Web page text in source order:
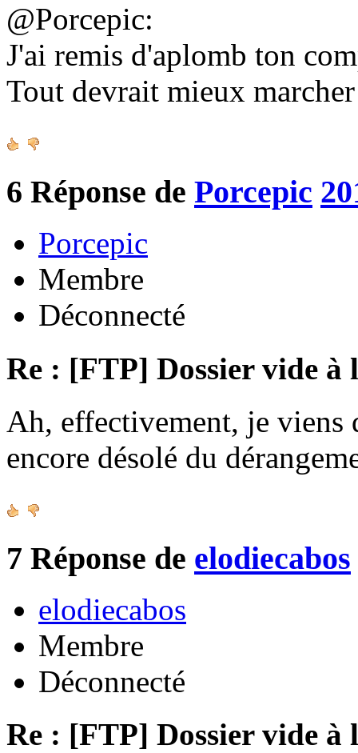
@Porcepic:
J'ai remis d'aplomb ton
Tout devrait mieux
6 Réponse de Porcepic
Porcepic
Membre
Déconnecté
Re : [FTP] Dossier vide à
Ah, effectivement, je
encore désolé du
7 Réponse de elodiecabos
elodiecabos
Membre
Déconnecté
Re : [FTP] Dossier vide à